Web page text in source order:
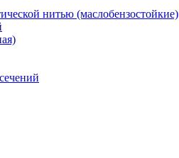
нитью (маслобензостойкие)